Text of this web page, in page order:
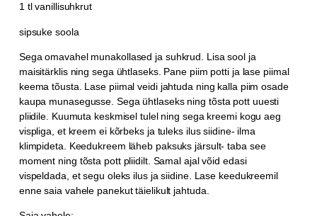
1 tl vanillisuhkrut
sipsuke soola
Sega omavahel munakollased ja suhkrud. Lisa sool ja
maisitärklis ning sega ühtlaseks. Pane piim potti ja lase piimal
keema tõusta. Lase piimal veidi jahtuda ning kalla piim osade
kaupa munasegusse. Sega ühtlaseks ning tõsta pott uuesti
pliidile. Kuumuta keskmisel tulel ning sega kreemi kogu aeg
vispliga, et kreem ei kõrbeks ja tuleks ilus siidine- ilma
klimpideta. Keedukreem läheb paksuks järsult- taba see
moment ning tõsta pott pliidilt. Samal ajal võid edasi
vispeldada, et segu oleks ilus ja siidine. Lase keedukreemil
enne saia vahele panekut täielikult jahtuda.